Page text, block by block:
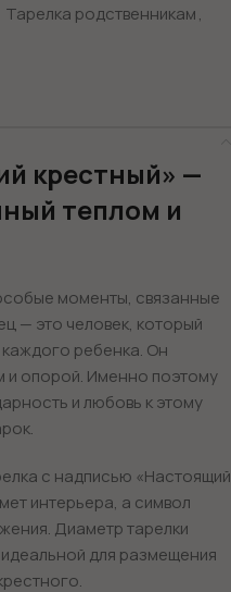
Тарелка родственникам,
крестный» —
теплом и
моменты, связанные
— это человек, который
ребенка. Он
и опорой. Именно поэтому
и любовь к этому
с надписью «Настоящий
интерьера, а символ
Диаметр тарелки
для размещения